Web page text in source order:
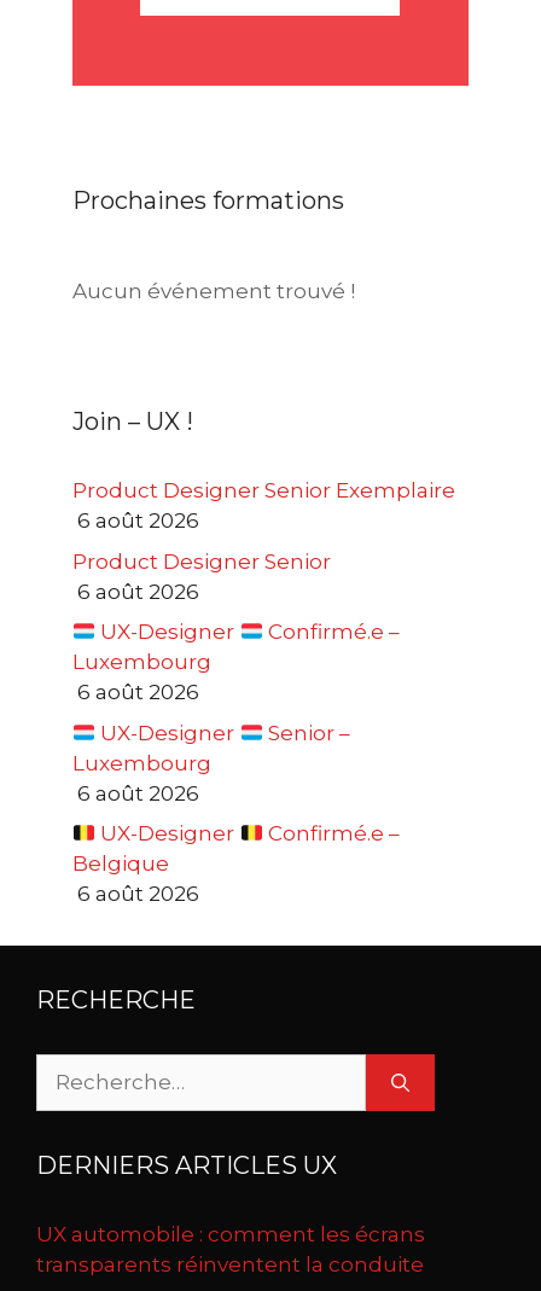
Prochaines formations
Aucun événement trouvé !
Join – UX !
Product Designer Senior Exemplaire
6 août 2026
Product Designer Senior
6 août 2026
UX-Designer
Confirmé.e –
Luxembourg
6 août 2026
UX-Designer
Senior –
Luxembourg
6 août 2026
UX-Designer
Confirmé.e –
Belgique
6 août 2026
RECHERCHE
Rechercher :
DERNIERS ARTICLES UX
UX automobile : comment les écrans
transparents réinventent la conduite